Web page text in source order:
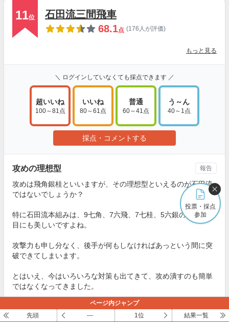
11位
石田流三間飛車
68.1点 (176人が評価)
もっと見る
＼ ログインしていなくても採点できます ／
超いいね
100～81点
いいね
80～61点
普通
60～41点
う～ん
40～1点
採点・コメントする
攻めの理想型
攻めは飛角銀桂といいますが、その理想型といえるのが石田流
ではないでしょうか？
特に石田流本組みは、9七角、7六飛、7七桂、5六銀の形が見た
目にも美しいですよね。
攻撃力も申し分なく、後手が何もしなければあっという間に突
破できてしまいます。
とはいえ、今はいろいろな対策も出てきて、攻め潰すのも簡単
ではなくなってきました。
それでも、指しやすい戦法だと思うので、初心者の方にもおす
すめです。
報告
投票・採点
参加
ページ内ジャンプ
先頭
--- 1位 結果一覧